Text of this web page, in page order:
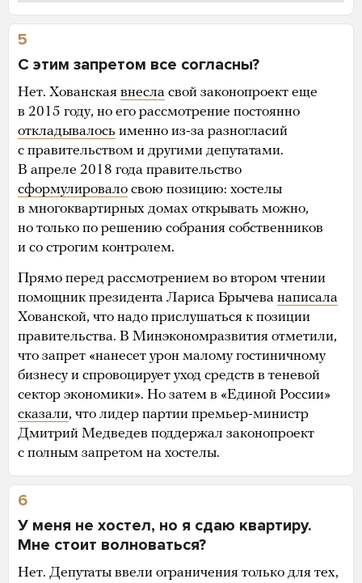
5
С этим запретом все согласны?
Нет. Хованская внесла свой законопроект еще
в 2015 году, но его рассмотрение постоянно
откладывалось именно из-за разногласий
с правительством и другими депутатами.
В апреле 2018 года правительство
сформулировало свою позицию: хостелы
в многоквартирных домах открывать можно,
но только по решению собрания собственников
и со строгим контролем.
Прямо перед рассмотрением во втором чтении
помощник президента Лариса Брычева написала
Хованской, что надо прислушаться к позиции
правительства. В Минэкономразвития отметили,
что запрет «нанесет урон малому гостиничному
бизнесу и спровоцирует уход средств в теневой
сектор экономики». Но затем в «Единой России»
сказали, что лидер партии премьер-министр
Дмитрий Медведев поддержал законопроект
с полным запретом на хостелы.
6
У меня не хостел, но я сдаю квартиру.
Мне стоит волноваться?
Нет. Депутаты ввели ограничения только для тех,